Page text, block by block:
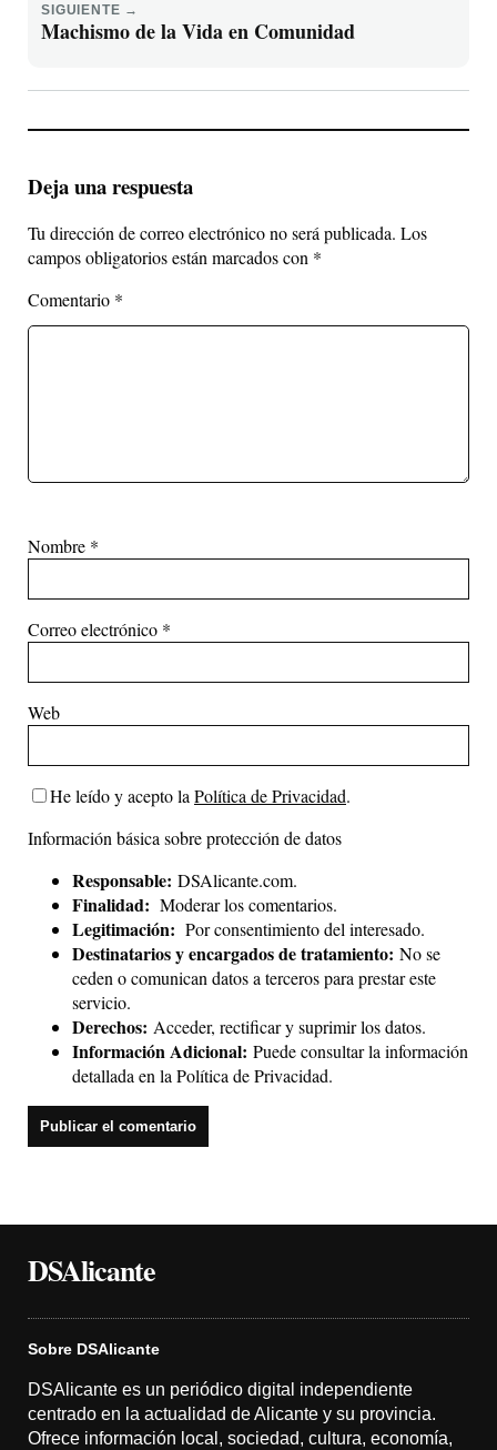
SIGUIENTE →
Machismo de la Vida en Comunidad
Deja una respuesta
Tu dirección de correo electrónico no será publicada. Los
campos obligatorios están marcados con *
Comentario *
Nombre *
Correo electrónico *
Web
He leído y acepto laPolítica de Privacidad.
Información básica sobre protección de datos
Responsable: DSAlicante.com.
Finalidad: Moderar los comentarios.
Legitimación: Por consentimiento del interesado.
Destinatarios y encargados de tratamiento: No se
ceden o comunican datos a terceros para prestar este
servicio.
Derechos: Acceder, rectificar y suprimir los datos.
Información Adicional: Puede consultar la información
detallada en laPolítica de Privacidad.
DSAlicante
Sobre DSAlicante
DSAlicante es un periódico digital independiente
centrado en la actualidad de Alicante y su provincia.
Ofrece información local, sociedad, cultura, economía,